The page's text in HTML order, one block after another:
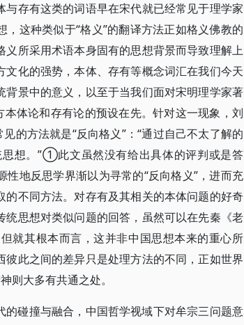
存有这类的词语早在宋代就已经常见于理学家
这种类似于“格义”的翻译方法正如格义佛教的
所采用术语本身固有的思想背景而导致理解上
化的强势，本体、存有等概念词汇在我们今天
景中的意义，以至于当我们面对宋明理学家著
体论和存有论的预设在先。针对这一现象，刘
的方法就是“反向格义”：“通过自己不太了解的
想。”①此文虽然没有给出具体的评判或是答
地反思学界渐以为寻常的“反向格义”，进而充
不同方法。对存有及其相关的本体问题的好奇
思想对类似问题的回答，虽然可以在先秦《老
就其根本而言，这并非中国思想本来的重心所
此之间的差异只是处理方法的不同，正如世界
则大多有共通之处。
碰撞与融合，中国哲学视域下对牟宗三问题意